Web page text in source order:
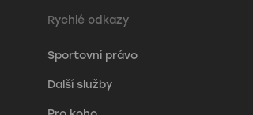
Rychlé odkazy
Sportovní právo
Další služby